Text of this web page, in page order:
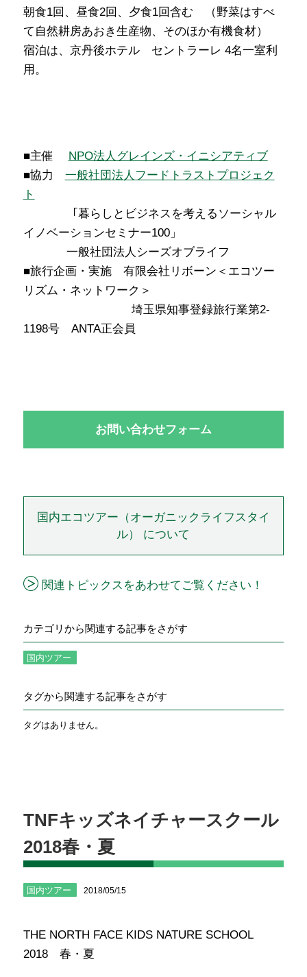
朝食1回、昼食2回、夕食1回含む （野菜はすべ
て自然耕房あおき生産物、そのほか有機食材）
宿泊は、京丹後ホテル セントラーレ 4名一室利
用。
■主催 NPO法人グレインズ・イニシアティブ
■協力 一般社団法人フードトラストプロジェク
ト
「暮らしとビジネスを考えるソーシャル
イノベーションセミナー100」
一般社団法人シーズオブライフ
■旅行企画・実施 有限会社リボーン＜エコツー
リズム・ネットワーク＞
埼玉県知事登録旅行業第2-
1198号 ANTA正会員
お問い合わせフォーム
国内エコツアー（オーガニックライフスタイ
ル） について
関連トピックスをあわせてご覧ください！
カテゴリから関連する記事をさがす
国内ツアー
タグから関連する記事をさがす
タグはありません。
TNFキッズネイチャースクール
2018春・夏
国内ツアー 2018/05/15
THE NORTH FACE KIDS NATURE SCHOOL
2018 春・夏